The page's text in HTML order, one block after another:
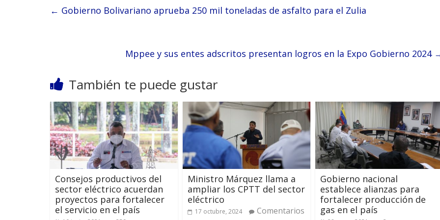
← Gobierno Bolivariano aprueba 250 mil toneladas de asfalto para el Zulia
Mppee y sus entes adscritos presentan logros en la Expo Gobierno 2024
También te puede gustar
Consejos productivos del
sector eléctrico acuerdan
proyectos para fortalecer
el servicio en el país
Ministro Márquez llama a
ampliar los CPTT del sector
eléctrico
17 octubre, 2024
Comentarios
Gobierno nacional
establece alianzas para
fortalecer producción de
gas en el país